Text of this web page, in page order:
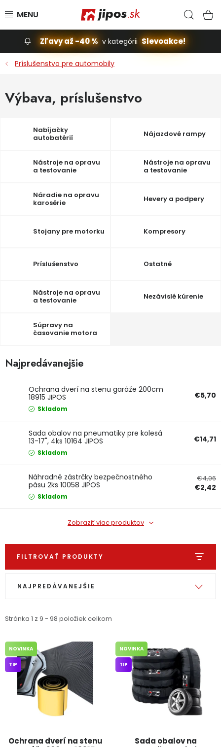
Slevoakce
Záhrada
Príslušenstvo pre automobily
Ochranné pracovné pomôcky
Vianoce
Fotovoltaika
Doprava a platba
Kontakty
Reklamačný formulár Odstúpenie v lehote 14 dní
Obchodné podmienky Reklamačný poriadok
Zľavy až -40 % v kategórii Slevoakce!
Príslušenstvo pre automobily
Výbava, príslušenstvo
Nabíjačky
autobatérií
Nájazdové rampy
Nástroje na opravu
a testovanie
Nástroje na opravu
a testovanie
Náradie na opravu
karosérie
Hevery a podpery
Stojany pre motorku Kompresory
Príslušenstvo Ostatné
Nástroje na opravu
a testovanie
Nezávislé kúrenie
Súpravy na
časovanie motora
Najpredávanejšie
Ochrana dverí na stenu garáže 200cm
18915 JIPOS
€5,70
Skladom
Sada obalov na pneumatiky pre kolesá
13-17", 4ks 10164 JIPOS
€14,71
Skladom
Náhradné zástrčky bezpečnostného
pásu 2ks 10058 JIPOS
€4,06
€2,42
Skladom
Zobraziť viac produktov
FILTROVAŤ PRODUKTY
Výpis produktov
Stránka 1 z 9 - 98 položiek celkom
Radenie produktov
NAJPREDÁVANEJŠIE
Ochrana dverí na stenu
NOVINKA
TIP
Sada obalov na
NOVINKA
TIP